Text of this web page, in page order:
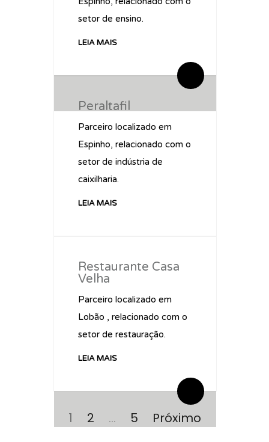
setor de ensino.
LEIA MAIS
Peraltafil
Parceiro localizado em
Espinho, relacionado com o
setor de indústria de
caixilharia.
LEIA MAIS
Restaurante Casa
Velha
Parceiro localizado em
Lobão , relacionado com o
setor de restauração.
LEIA MAIS
artigos
Página
1 Página
2 … Página
5 Próximo